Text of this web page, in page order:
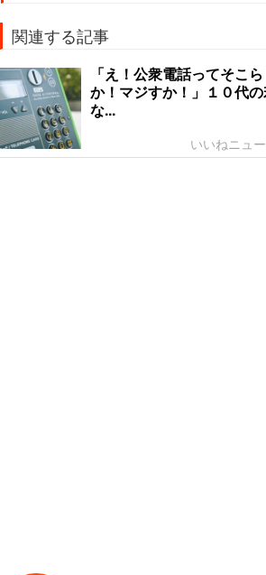
関連する記事
「え！公衆電話ってそこ
か！マジすか！」１０代
な...
いいねニュ